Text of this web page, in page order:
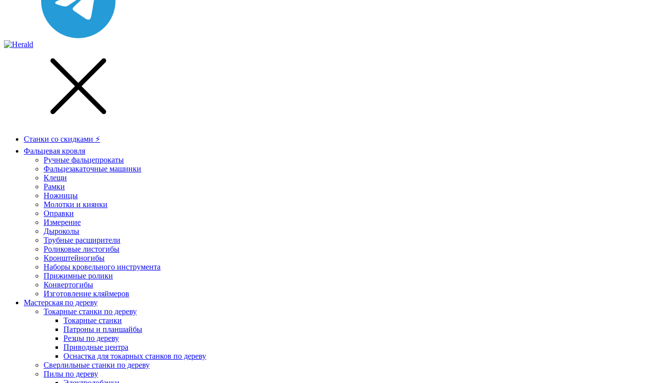
Станки со скидками ⚡
Фальцевая кровля
Ручные фальцепрокаты
Фальцезакаточные машинки
Клещи
Рамки
Ножницы
Молотки и киянки
Оправки
Измерение
Дыроколы
Трубные расширители
Роликовые листогибы
Кронштейногибы
Наборы кровельного инструмента
Прижимные ролики
Конвертогибы
Изготовление кляймеров
Мастерская по дереву
Токарные станки по дереву
Токарные станки
Патроны и планшайбы
Резцы по дереву
Приводные центра
Оснастка для токарных станков по дереву
Сверлильные станки по дереву
Пилы по дереву